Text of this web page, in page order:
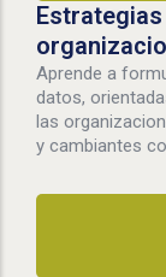
Aprende a
datos,
las
y cambiantes